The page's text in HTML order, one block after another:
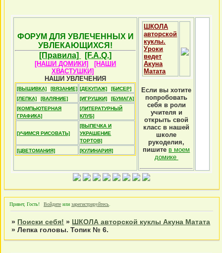
ФОРУМ ДЛЯ УВЛЕЧЕННЫХ И
УВЛЕКАЮЩИХСЯ!
[Правила]
[F.A.Q.]
[НАШИ ДОМИКИ]
[НАШИ
ХВАСТУШКИ]
НАШИ УВЛЕЧЕНИЯ
[ВЫШИВКА] [ВЯЗАНИЕ] [ДЕКУПАЖ]
[БИСЕР]
[ЛЕПКА]
[ВАЛЯНИЕ] [ИГРУШКИ]
[БУМАГА]
[КОМПЬЮТЕРНАЯ
ГРАФИКА]
[ЛИТЕРАТУРНЫЙ
КЛУБ]
[УЧИМСЯ РИСОВАТЬ]
[ВЫПЕЧКА И
УКРАШЕНИЕ
ТОРТОВ]
[ЦВЕТОМАНИЯ]
[КУЛИНАРИЯ]
ШКОЛА
авторской
куклы.
Уроки
ведет
Акуна
Матата
Если вы хотите
попробовать
себя в роли
учителя и
открыть свой
класс в нашей
школе
рукоделия,
пишите в моем
домике
Привет, Гость! Войдите или зарегистрируйтесь
» Поиски себя! » ШКОЛА авторской куклы Акуна Матата
»Лепка головы. Топик № 6.